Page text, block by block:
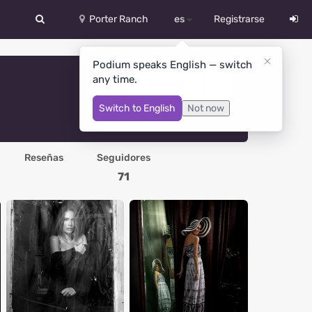
Porter Ranch es
English
Español
Український
Registrarse
Podium speaks English — switch
any time.
Switch to English Not now
Reseñas Seguidores
71